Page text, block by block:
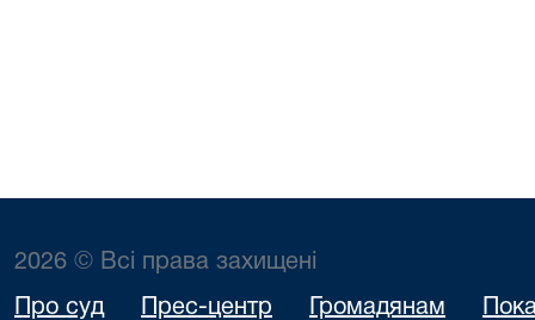
2026 © Всі права захищені
Про суд Прес-центр Громадянам